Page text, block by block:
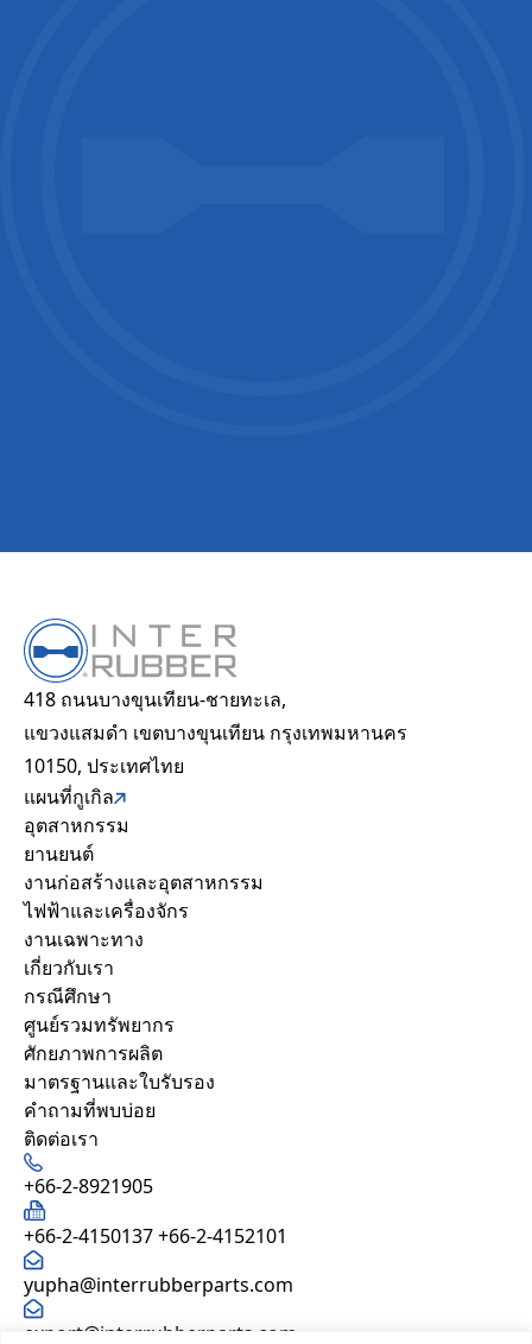
กรณีศึกษา
ศักยภาพการผลิต
ความยั่งยืน
ศูนย์รวมทรัพยากร
คำถามที่พบบ่อย
ร่วมงานกับเรา
ติดต่อเรา
418 ถนนบางขุนเทียน-ชายทะเล,
แขวงแสมดำ เขตบางขุนเทียน กรุงเทพมหานคร
10150, ประเทศไทย
แผนที่กูเกิล
อุตสาหกรรม
ยานยนต์
งานก่อสร้างและอุตสาหกรรม
ไฟฟ้าและเครื่องจักร
งานเฉพาะทาง
เกี่ยวกับเรา
กรณีศึกษา
ศูนย์รวมทรัพยากร
ศักยภาพการผลิต
มาตรฐานและใบรับรอง
คำถามที่พบบ่อย
ติดต่อเรา
+66-2-8921905
+66-2-4150137+66-2-4152101
yupha@interrubberparts.com
export@interrubberparts.com